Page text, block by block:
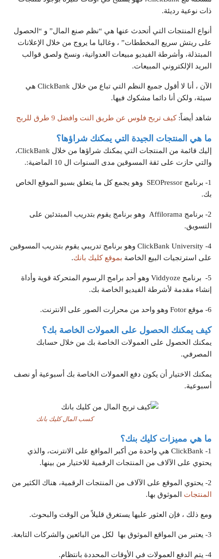
ذات نوعية رديئة.
أنواع المنتجات التي أتحدث عنها هي “نظم صنع المال” و “الحصول
على ريتش سريع المخططات” ، وغالبا ما يروج من خلال الإعلانات
المبتذلة، وأشرطة الفيديو مبيعات العدوانية، ونسخ ولصق قوالب
البريد الإلكتروني المبيعات.
الآن ، أنا لا أقول جميع النظم التي تباع من خلال ClickBank هي
سيئة، ولكن أنا دائما مشكوك فيها.
شاهد أيضاً:كيف تربح فلوس عن طريق النت وافضل 9 طرق للربح
ما هي المنتجات الجيدة التي يمكنك شراؤها؟
إليك قائمة من المنتجات التي يمكنك شراؤها من خلال ClickBank،
والتي حازت على ثقة المسوقين مدى السنوات ال 10 الماضية:.
1- برنامج SEOPressor وهو يجمع كل ما يتعلق بسيو الموقع الخاص
بك.
2- برنامج Affilorama وهو برنامج يقوم بتدريب المبتدئين على
التسويق.
4- ClickBank University وهو برنامج تدريبي يقوم بتدريب المسوقين
على استرتجيات البيع الخاصة بموقع كليك بانك.
5- برنامج Viddyoze وهو أحد برامج الرسوم المتحركة قوية وأداة
إنشاء مقدمة لأشرطة الفيديو الخاصة بك.
6- موقع Fotor وهو واحد من محرارت الصور على الانترنت.
كيف يمكنك الحصول على العمولات الخاصة بك؟
يمكنك الحصول على العمولات الخاصة بك من خلال حسابك
المصرفي.
يمكنك الاختيار أن يكون دفع العمولات الخاصة بك أسبوعية أو نصف
أسبوعية.
كسب المال كليك بانك
ما هي مميزات كليك بنك؟
1- ClickBank هي واحدة من أكبر المواقع على الانترنت، والذي
يحتوي على الآلاف من المنتجات الرقمية للاختيار من بينها.
2- يحتوي الموقع على الآلاف من المنتجات الرقمية، هناك الكثير من
المنتجات الموثوق بها.
ومع ذلك ، فإن العثور عليها يستغرق قليلاً من الوقت والبحوث.
3- يعتبر من المواقع الموثوق بها لكل من البائعين والشركات التابعة.
4- يتم الدفع العمولات في الأوقات المحددة بانتظام.